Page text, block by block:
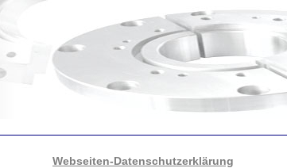
Webseiten-Datenschutzerklärung